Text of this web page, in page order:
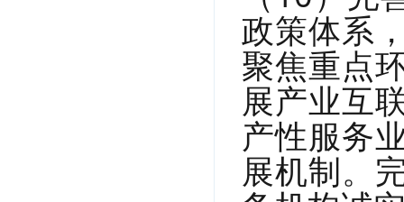
政策体系
聚焦重点
展产业互
产性服务
展机制。